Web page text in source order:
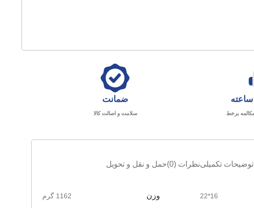
ضمانت
سلامت و اصالت کالا
توضیحات تکمیلینظرات (0) حمل و نقل و تحویل
16*22 وزن 1162 گرم